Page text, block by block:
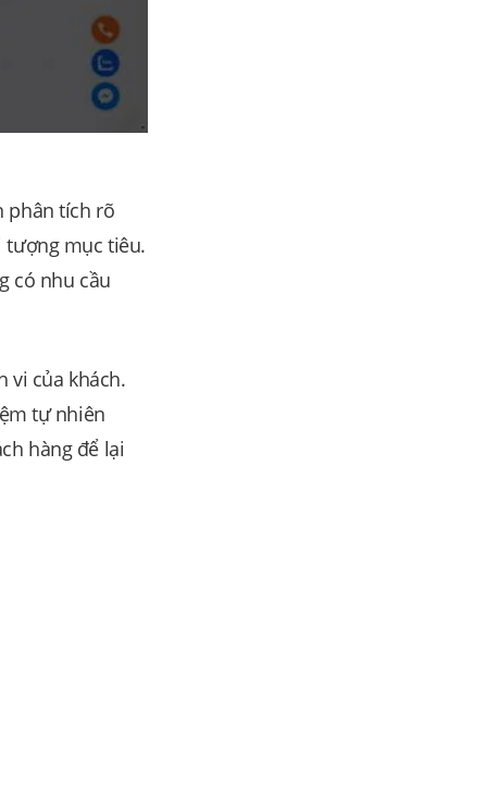
phân tích rõ
tượng mục tiêu.
có nhu cầu
vi của khách.
tự nhiên
hàng để lại